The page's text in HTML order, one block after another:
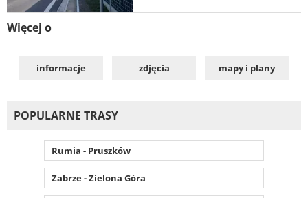
Więcej o
informacje zdjęcia mapy i plany
POPULARNE TRASY
Rumia - Pruszków
Zabrze - Zielona Góra